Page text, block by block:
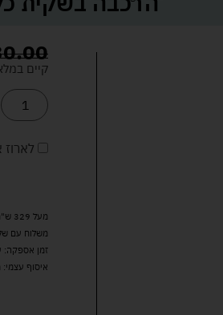
קיים
מעל 329 ש"ח, משלוח עם שליח עד הבית חינם! – 0 ₪
משלוח עם שליח
זמן אספקה: עד 4 ימי
איסוף עצמי: